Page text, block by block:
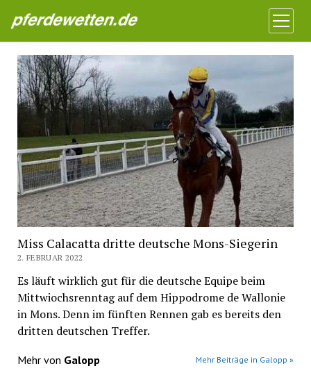
Pferdewetten News
Menü
öffnen
Miss Calacatta dritte deutsche Mons-Siegerin
2. FEBRUAR 2022
Es läuft wirklich gut für die deutsche Equipe beim
Mittwiochsrenntag auf dem Hippodrome de Wallonie
in Mons. Denn im fünften Rennen gab es bereits den
dritten deutschen Treffer.
Mehr von Galopp Mehr Beiträge in Galopp »